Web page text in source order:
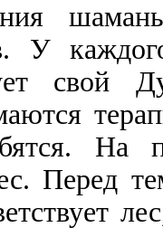
шаманы
У
свой
На
Перед